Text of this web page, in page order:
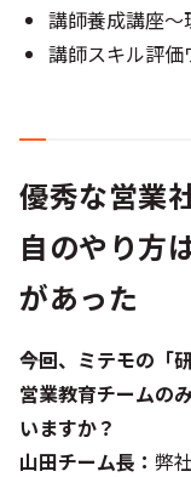
講師養成講座
講師スキル評
優秀な営業
自のやり方
があった
――今回、ミテモの
営業教育チームの
いますか？
山田チーム長： 弊